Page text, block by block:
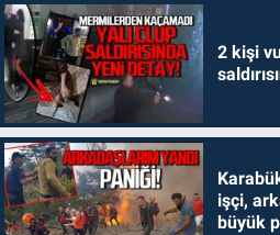
2 kişi
işçi,
büyük